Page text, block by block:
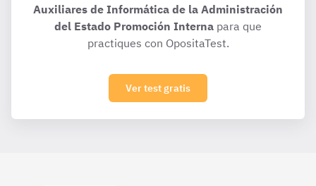
Auxiliares de Informática de la Administración
del Estado Promoción Interna para que
practiques con OpositaTest.
Ver test gratis